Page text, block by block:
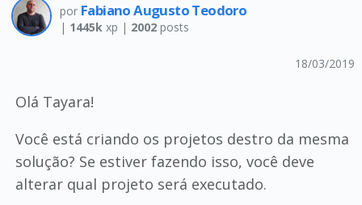
por Fabiano Augusto Teodoro
| 1445kxp | 2002posts
18/03/2019
Olá Tayara!
Você está criando os projetos destro da mesma
solução? Se estiver fazendo isso, você deve
alterar qual projeto será executado.